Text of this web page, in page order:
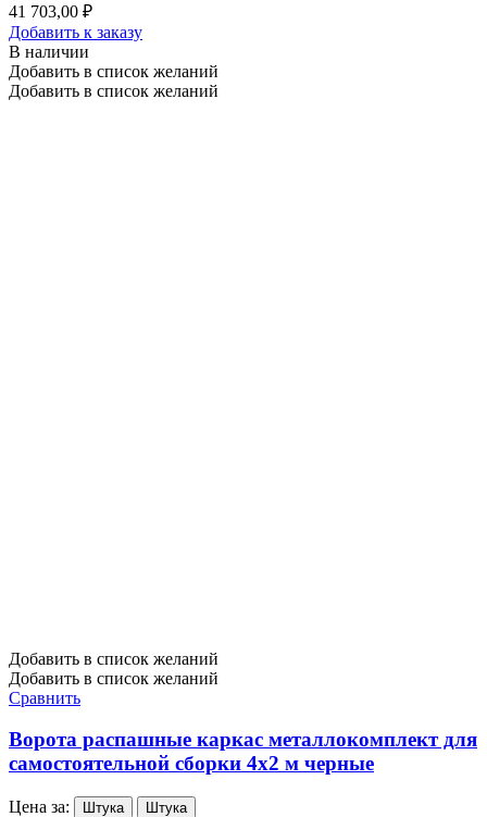
41 703,00 ₽
Добавить к заказу
В наличии
Добавить в список желаний
Добавить в список желаний
Добавить в список желаний
Добавить в список желаний
Сравнить
Ворота распашные каркас металлокомплект для
самостоятельной сборки 4х2 м черные
Цена за: Штука Штука